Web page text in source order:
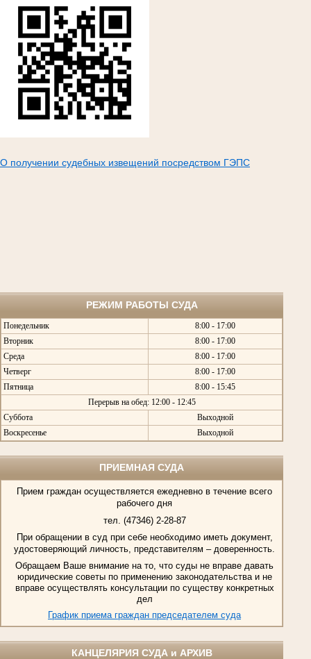
О получении судебных извещений посредством ГЭПС
РЕЖИМ РАБОТЫ СУДА
Понедельник
8:00 - 17:00
Вторник
8:00 - 17:00
Среда
8:00 - 17:00
Четверг
8:00 - 17:00
Пятница
8:00 - 15:45
Перерыв на обед: 12:00 - 12:45
Суббота
Выходной
Воскресенье
Выходной
ПРИЕМНАЯ СУДА
Прием граждан осуществляется ежедневно в течение всего
рабочего дня
тел. (47346) 2-28-87
При обращении в суд при себе необходимо иметь документ,
удостоверяющий личность, представителям – доверенность.
Обращаем Ваше внимание на то, что суды не вправе давать
юридические советы по применению законодательства и не
вправе осуществлять консультации по существу конкретных
дел
График приема граждан председателем суда
КАНЦЕЛЯРИЯ СУДА и АРХИВ